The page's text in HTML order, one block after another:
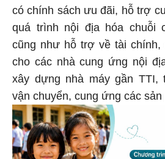
có chính sách ưu đãi, hỗ trợ
quá trình nội địa hóa chuỗi
cũng như hỗ trợ về tài chính,
cho các nhà cung ứng nội
xây dựng nhà máy gần TTI,
vận chuyển, cung ứng các